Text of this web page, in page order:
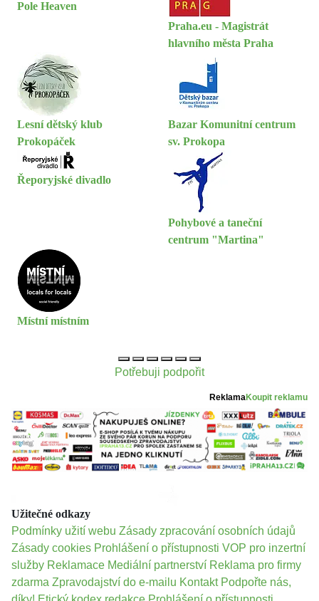
Pole Heaven
Praha.eu - Magistrát
hlavního města Praha
Lesní dětský klub
Prokopáček
Bazar Komunitní centrum
sv. Prokopa
Řeporyjské divadlo
Pohybové a taneční
centrum "Martina"
Místní místním
Potřebuji podpořit
ReklamaKoupit reklamu
Užitečné odkazy
Podmínky užití webu Zásady zpracování osobních údajů
Zásady cookies Prohlášení o přístupnosti VOP pro inzertní
služby Reklamace Mediální partnerství Reklama pro firmy
zdarma Zpravodajství do e-mailu Kontakt Podpořte nás,